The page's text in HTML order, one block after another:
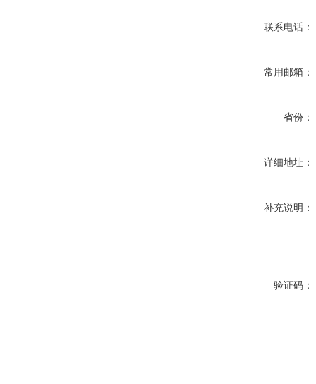
联系电话：
常用邮箱：
省份：
详细地址：
补充说明：
验证码：